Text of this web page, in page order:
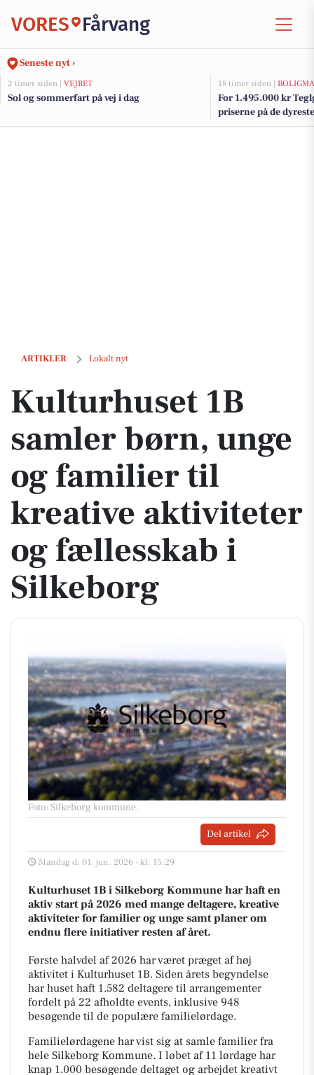
VORES Fårvang
Seneste nyt ›
2 timer siden | VEJRET
Sol og sommerfart på vej i dag
18 timer siden |
For 1.495.000 kr
priserne på de
Fårvang
ARTIKLER Lokalt nyt
Kulturhuset 1B samler børn, unge og familier til kreative aktiviteter
Kulturhuset 1B
samler børn, unge
og familier til
kreative aktiviteter
og fællesskab i
Silkeborg
Foto: Silkeborg kommune.
Del artikel
Mandag d. 01. jun. 2026 - kl. 15:29
Kulturhuset 1B i Silkeborg Kommune har haft en
aktiv start på 2026 med mange deltagere, kreative
aktiviteter for familier og unge samt planer om
endnu flere initiativer resten af året.
Første halvdel af 2026 har været præget af høj
aktivitet i Kulturhuset 1B. Siden årets begyndelse
har huset haft 1.582 deltagere til arrangementer
fordelt på 22 afholdte events, inklusive 948
besøgende til de populære familielørdage.
Familielørdagene har vist sig at samle familier fra
hele Silkeborg Kommune. I løbet af 11 lørdage har
knap 1.000 besøgende deltaget og arbejdet kreativt